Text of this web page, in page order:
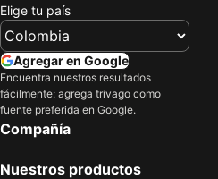
Casa Amanda
Casa Maconglo
Habitación en Chicó Reservado 13a 98
Habitación Grande Chapinero Cerca Movistar Arena, Estadio El Campin Y Galerias
5Q House Chapinero
C&B
Elige tu país
Agregar en Google
Encuentra nuestros resultados
fácilmente: agrega trivago como
fuente preferida en Google.
Compañía
Nuestros productos